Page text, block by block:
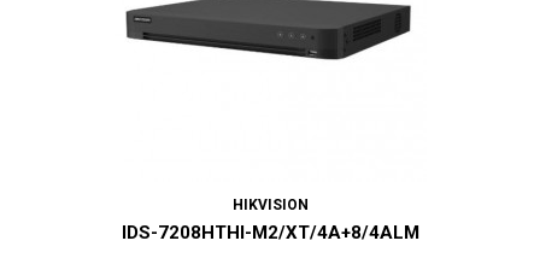
HIKVISION
IDS-7208HTHI-M2/XT/4A+8/4ALM